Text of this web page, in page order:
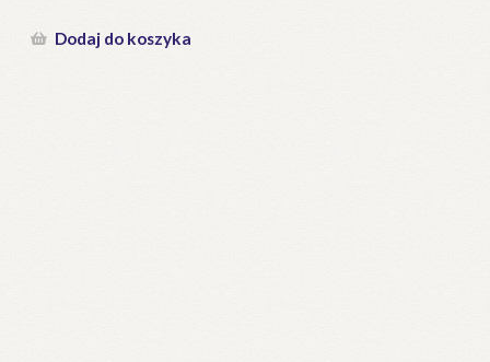
Dodaj do koszyka